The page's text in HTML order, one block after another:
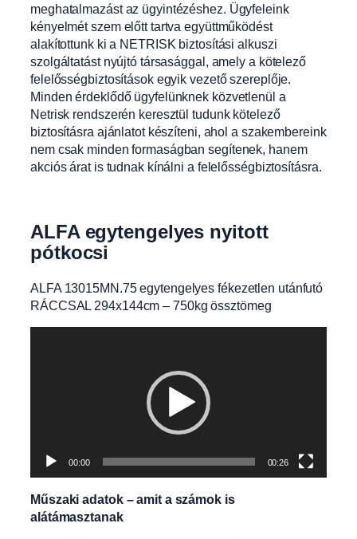
meghatalmazást az ügyintézéshez. Ügyfeleink
kényelmét szem előtt tartva együttműködést
alakítottunk ki a NETRISK biztosítási alkuszi
szolgáltatást nyújtó társasággal, amely a kötelező
felelősségbiztosítások egyik vezető szereplője.
Minden érdeklődő ügyfelünknek közvetlenül a
Netrisk rendszerén keresztül tudunk kötelező
biztosításra ajánlatot készíteni, ahol a szakembereink
nem csak minden formaságban segítenek, hanem
akciós árat is tudnak kínálni a felelősségbiztosításra.
ALFA egytengelyes nyitott
pótkocsi
ALFA 13015MN.75 egytengelyes fékezetlen utánfutó
RÁCCSAL 294x144cm – 750kg össztömeg
00:00 00:26
Műszaki adatok – amit a számok is
alátámasztanak